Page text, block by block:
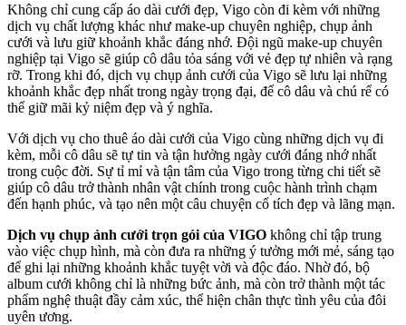
Không chỉ cung cấp áo dài cưới đẹp, Vigo còn đi kèm với những
dịch vụ chất lượng khác như make-up chuyên nghiệp, chụp ảnh
cưới và lưu giữ khoảnh khắc đáng nhớ. Đội ngũ make-up chuyên
nghiệp tại Vigo sẽ giúp cô dâu tỏa sáng với vẻ đẹp tự nhiên và rạng
rỡ. Trong khi đó, dịch vụ chụp ảnh cưới của Vigo sẽ lưu lại những
khoảnh khắc đẹp nhất trong ngày trọng đại, để cô dâu và chú rể có
thể giữ mãi kỷ niệm đẹp và ý nghĩa.
Với dịch vụ cho thuê áo dài cưới của Vigo cùng những dịch vụ đi
kèm, mỗi cô dâu sẽ tự tin và tận hưởng ngày cưới đáng nhớ nhất
trong cuộc đời. Sự tỉ mỉ và tận tâm của Vigo trong từng chi tiết sẽ
giúp cô dâu trở thành nhân vật chính trong cuộc hành trình chạm
đến hạnh phúc, và tạo nên một câu chuyện cổ tích đẹp và lãng mạn.
Dịch vụ chụp ảnh cưới trọn gói của VIGO không chỉ tập trung
vào việc chụp hình, mà còn đưa ra những ý tưởng mới mẻ, sáng tạo
để ghi lại những khoảnh khắc tuyệt vời và độc đáo. Nhờ đó, bộ
album cưới không chỉ là những bức ảnh, mà còn trở thành một tác
phẩm nghệ thuật đầy cảm xúc, thể hiện chân thực tình yêu của đôi
uyên ương.